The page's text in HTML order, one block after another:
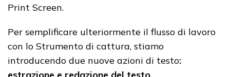
Print Screen.
Per semplificare ulteriormente il flusso di lavoro
con lo Strumento di cattura, stiamo
introducendo due nuove azioni di testo: